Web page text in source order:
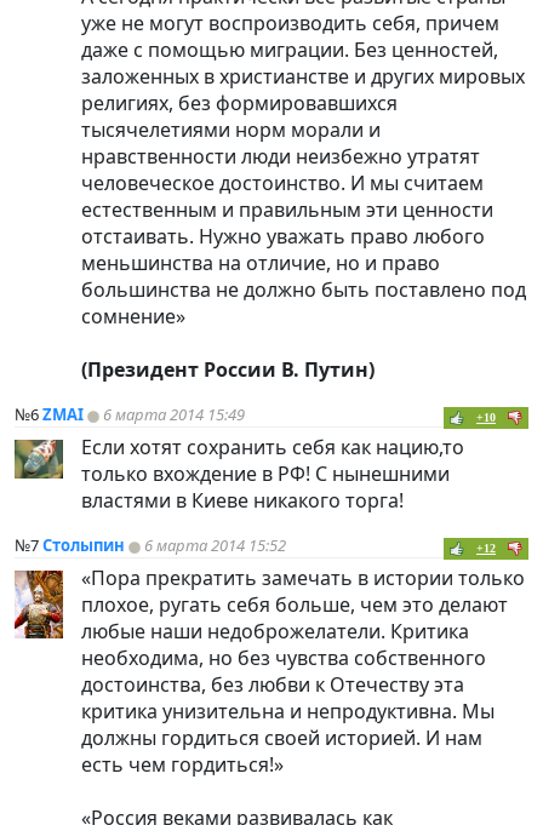
уже не могут воспроизводить себя, причем
даже с помощью миграции. Без ценностей,
заложенных в христианстве и других мировых
религиях, без формировавшихся
тысячелетиями норм морали и
нравственности люди неизбежно утратят
человеческое достоинство. И мы считаем
естественным и правильным эти ценности
отстаивать. Нужно уважать право любого
меньшинства на отличие, но и право
большинства не должно быть поставлено под
сомнение»
(Президент России В. Путин)
№6ZMAI 6 марта 2014 15:49 +10
Если хотят сохранить себя как нацию,то
только вхождение в РФ! С нынешними
властями в Киеве никакого торга!
№7Столыпин 6 марта 2014 15:52 +12
«Пора прекратить замечать в истории только
плохое, ругать себя больше, чем это делают
любые наши недоброжелатели. Критика
необходима, но без чувства собственного
достоинства, без любви к Отечеству эта
критика унизительна и непродуктивна. Мы
должны гордиться своей историей. И нам
есть чем гордиться!»
«Россия веками развивалась как